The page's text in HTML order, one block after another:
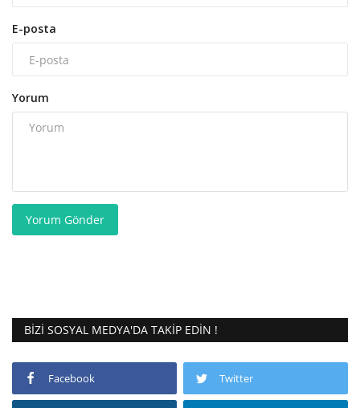
E-posta
Yorum
Yorum Gönder
BIZI SOSYAL MEDYA'DA TAKIP EDIN !
Facebook Twitter